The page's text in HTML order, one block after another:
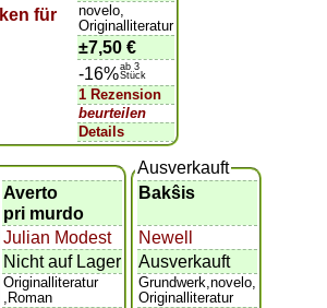
novelo,
Originalliteratur
±7,50 €
-16%ab 3
Stück
1 Rezension
beurteilen
Details
Averto
pri murdo
Julian Modest
Nicht auf Lager
Originalliteratur
,Roman
Ausverkauft
Bakŝis
Newell
Ausverkauft
Grundwerk,novelo,
Originalliteratur